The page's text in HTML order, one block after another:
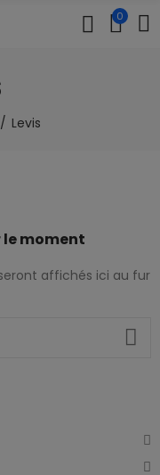
0
Levis
moment
affichés ici au fur